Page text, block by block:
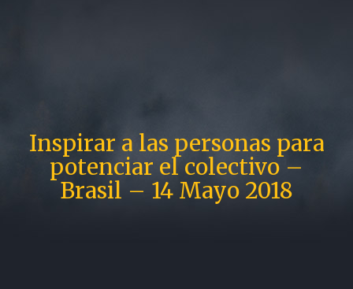
Inspirar a las personas para
potenciar el colectivo –
Brasil – 14 Mayo 2018